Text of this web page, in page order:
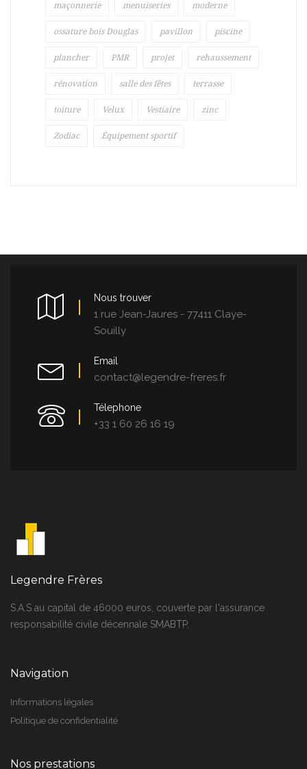
maçonnerie menuiseries moderne
ossature bois Douglas pavillon piscine
plancher PMR projet rehaussement
rénovation salle des fêtes terrasse
toiture Velux Vestiaire zinc
Zodiac Équipement sportif
Nous trouver
1 rue Jean-Jaures - 77411 Claye-
Souilly
Email
contact@legendre-freres.fr
Télephone
+33 1 60 26 16 19
Legendre Frères
S.A.S au capital de 46000 euros, couverte par l'assurance
responsabilité civile décennale SMABTP.
Navigation
Informations légales
Politique de confidentialité
Nos prestations